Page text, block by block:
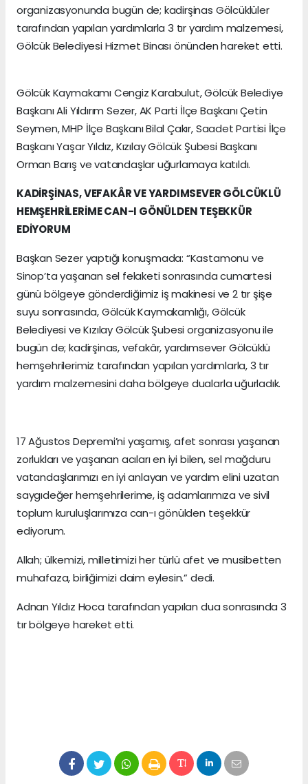
organizasyonunda bugün de; kadirşinas Gölcüklüler
tarafından yapılan yardımlarla 3 tır yardım malzemesi,
Gölcük Belediyesi Hizmet Binası önünden hareket etti.
Gölcük Kaymakamı Cengiz Karabulut, Gölcük Belediye
Başkanı Ali Yıldırım Sezer, AK Parti İlçe Başkanı Çetin
Seymen, MHP İlçe Başkanı Bilal Çakır, Saadet Partisi İlçe
Başkanı Yaşar Yıldız, Kızılay Gölcük Şubesi Başkanı
Orman Barış ve vatandaşlar uğurlamaya katıldı.
KADİRŞİNAS, VEFAKÂR VE YARDIMSEVER GÖLCÜKLÜ
HEMŞEHRİLERİME CAN-I GÖNÜLDEN TEŞEKKÜR
EDİYORUM
Başkan Sezer yaptığı konuşmada: “Kastamonu ve
Sinop’ta yaşanan sel felaketi sonrasında cumartesi
günü bölgeye gönderdiğimiz iş makinesi ve 2 tır şişe
suyu sonrasında, Gölcük Kaymakamlığı, Gölcük
Belediyesi ve Kızılay Gölcük Şubesi organizasyonu ile
bugün de; kadirşinas, vefakâr, yardımsever Gölcüklü
hemşehrilerimiz tarafından yapılan yardımlarla, 3 tır
yardım malzemesini daha bölgeye dualarla uğurladık.
17 Ağustos Depremi’ni yaşamış, afet sonrası yaşanan
zorlukları ve yaşanan acıları en iyi bilen, sel mağduru
vatandaşlarımızı en iyi anlayan ve yardım elini uzatan
saygıdeğer hemşehrilerime, iş adamlarımıza ve sivil
toplum kuruluşlarımıza can-ı gönülden teşekkür
ediyorum.
Allah; ülkemizi, milletimizi her türlü afet ve musibetten
muhafaza, birliğimizi daim eylesin.” dedi.
Adnan Yıldız Hoca tarafından yapılan dua sonrasında 3
tır bölgeye hareket etti.